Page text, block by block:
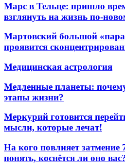
Марс в Тельце: пришло
взглянуть на жизнь по-
Мартовский большой
проявится
Медицинская астрология
Медленные планеты:
этапы жизни?
Меркурий готовится
мысли, которые лечат!
На кого повлияет затмение
понять, коснётся ли оно